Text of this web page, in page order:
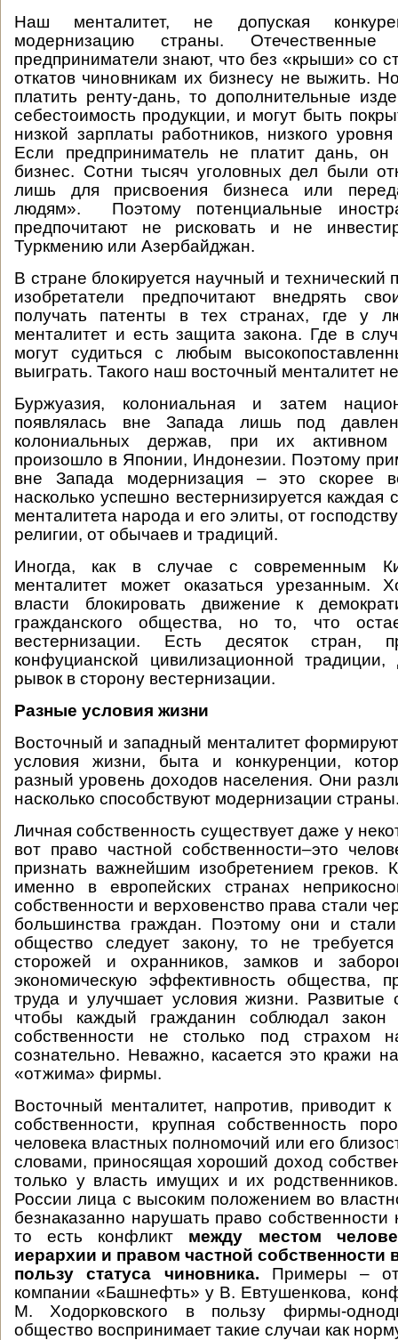
Наш менталитет, не допуская
модернизацию страны.
предприниматели знают, что без «крыши» со
откатов чиновникам их бизнесу не выжить.
платить ренту-дань, то дополнительные
себестоимость продукции, и могут быть
низкой зарплаты работников, низкого
Если предприниматель не платит дань, он
бизнес. Сотни тысяч уголовных дел были
лишь для присвоения бизнеса или
людям». Поэтому потенциальные
предпочитают не рисковать и не
Туркмению или Азербайджан.
В стране блокируется научный и технический
изобретатели предпочитают внедрять
получать патенты в тех странах, где у
менталитет и есть защита закона. Где в
могут судиться с любым
выиграть. Такого наш восточный менталитет
Буржуазия, колониальная и затем
появлялась вне Запада лишь под
колониальных держав, при их активном
произошло в Японии, Индонезии. Поэтому
вне Запада модернизация – это скорее
насколько успешно вестернизируется каждая
менталитета народа и его элиты, от
религии, от обычаев и традиций.
Иногда, как в случае с современным
менталитет может оказаться урезанным.
власти блокировать движение к
гражданского общества, но то, что
вестернизации. Есть десяток стран,
конфуцианской цивилизационной
рывок в сторону вестернизации.
Разные условия жизни
Восточный и западный менталитет
условия жизни, быта и конкуренции,
разный уровень доходов населения. Они
насколько способствуют модернизации
Личная собственность существует даже у
вот право частной собственности–это
признать важнейшим изобретением греков.
именно в европейских странах
собственности и верховенство права стали
большинства граждан. Поэтому они и
общество следует закону, то не
сторожей и охранников, замков и
экономическую эффективность общества,
труда и улучшает условия жизни. Развитые
чтобы каждый гражданин соблюдал
собственности не столько под страхом
сознательно. Неважно, касается это кражи
«отжима» фирмы.
Восточный менталитет, напротив, приводит
собственности, крупная собственность
человека властных полномочий или его
словами, приносящая хороший доход
только у власть имущих и их
России лица с высоким положением во
безнаказанно нарушать право собственности
то есть конфликт между местом
иерархии и правом частной собственности
пользу статуса чиновника. Примеры –
компании «Башнефть» у В. Евтушенкова,
М. Ходорковского в пользу фирмы-
общество воспринимает такие случаи как